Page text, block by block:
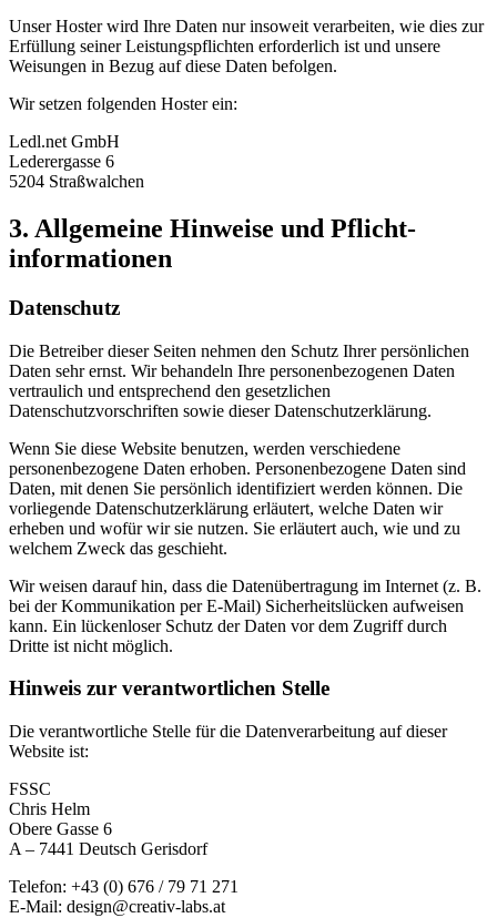
Unser Hoster wird Ihre Daten nur insoweit verarbeiten, wie dies zur
Erfüllung seiner Leistungspflichten erforderlich ist und unsere
Weisungen in Bezug auf diese Daten befolgen.
Wir setzen folgenden Hoster ein:
Ledl.net GmbH
Lederergasse 6
5204 Straßwalchen
3. Allgemeine Hinweise und Pflicht­
informationen
Datenschutz
Die Betreiber dieser Seiten nehmen den Schutz Ihrer persönlichen
Daten sehr ernst. Wir behandeln Ihre personenbezogenen Daten
vertraulich und entsprechend den gesetzlichen
Datenschutzvorschriften sowie dieser Datenschutzerklärung.
Wenn Sie diese Website benutzen, werden verschiedene
personenbezogene Daten erhoben. Personenbezogene Daten sind
Daten, mit denen Sie persönlich identifiziert werden können. Die
vorliegende Datenschutzerklärung erläutert, welche Daten wir
erheben und wofür wir sie nutzen. Sie erläutert auch, wie und zu
welchem Zweck das geschieht.
Wir weisen darauf hin, dass die Datenübertragung im Internet (z. B.
bei der Kommunikation per E-Mail) Sicherheitslücken aufweisen
kann. Ein lückenloser Schutz der Daten vor dem Zugriff durch
Dritte ist nicht möglich.
Hinweis zur verantwortlichen Stelle
Die verantwortliche Stelle für die Datenverarbeitung auf dieser
Website ist:
FSSC
Chris Helm
Obere Gasse 6
A – 7441 Deutsch Gerisdorf
Telefon: +43 (0) 676 / 79 71 271
E-Mail: design@creativ-labs.at